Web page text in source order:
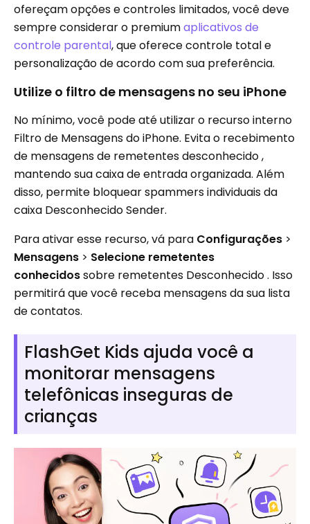
ofereçam opções e controles limitados, você deve
sempre considerar o premiumaplicativos de
controle parental, que oferece controle total e
personalização de acordo com sua preferência.
Utilize o filtro de mensagens no seu iPhone
No mínimo, você pode até utilizar o recurso interno
Filtro de Mensagens do iPhone. Evita o recebimento
de mensagens de remetentes desconhecido ,
mantendo sua caixa de entrada organizada. Além
disso, permite bloquear spammers individuais da
caixa Desconhecido Sender.
Para ativar esse recurso, vá para Configurações >
Mensagens > Selecione remetentes
conhecidossobre remetentes Desconhecido . Isso
permitirá que você receba mensagens da sua lista
de contatos.
FlashGet Kids ajuda você a
monitorar mensagens
telefônicas inseguras de
crianças